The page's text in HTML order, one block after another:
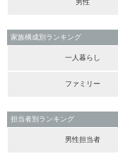
男性
家族構成別ランキング
一人暮らし
ファミリー
担当者別ランキング
男性担当者